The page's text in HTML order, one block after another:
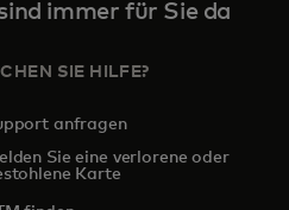
immer für Sie da
SIE HILFE?
anfragen
Sie eine verlorene oder
Karte